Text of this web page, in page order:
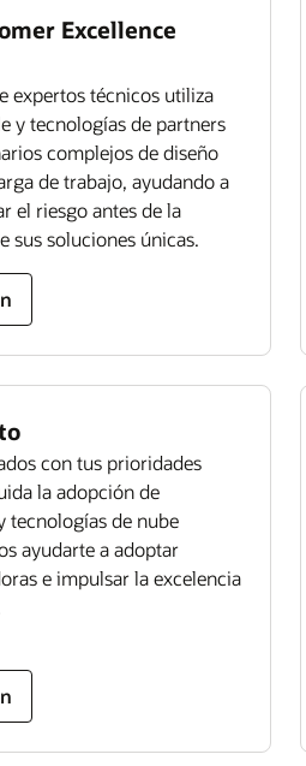
Excellence
expertos técnicos utiliza
y tecnologías de partners
complejos de diseño
de trabajo, ayudando a
el riesgo antes de la
sus soluciones únicas.
con tus prioridades
la adopción de
tecnologías de nube
ayudarte a adoptar
e impulsar la excelencia